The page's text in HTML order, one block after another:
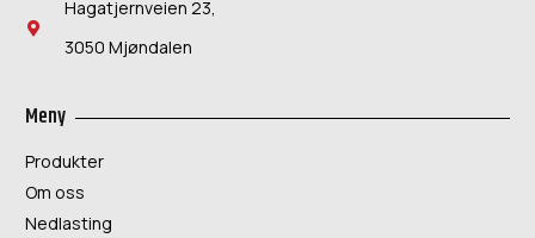
Hagatjernveien 23,
3050 Mjøndalen
Meny
Produkter
Om oss
Nedlasting